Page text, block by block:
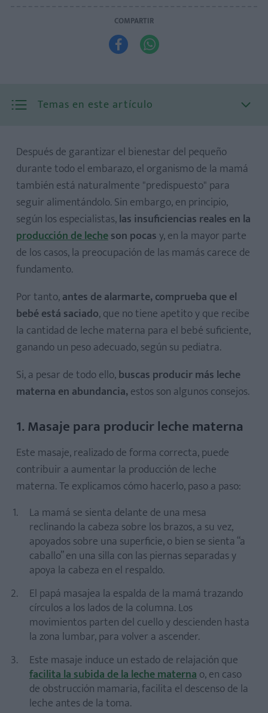
COMPARTIR
 
Temas en este artículo
1. Masaje para producir leche materna
2. Más leche materna con el contacto piel con piel
3. Sistema de la alternancia para aumentar la leche
materna
4. Las plantas medicinales que te ayudan
5. Dar el pecho más a menudo
6. No ofrecerle otros líquidos
8. Usar el Sistema de Nutrición Suplementaria
Después de garantizar el bienestar del pequeño
durante todo el embarazo, el organismo de la mamá
también está naturalmente "predispuesto" para
seguir alimentándolo. Sin embargo, en principio,
según los especialistas,las insuficiencias reales en la
producción de lecheson pocasy, en la mayor parte
de los casos, la preocupación de las mamás carece de
fundamento.
Por tanto,antes de alarmarte, comprueba que el
bebé está saciado, que no tiene apetito y que recibe
la cantidad de leche materna para el bebé suficiente,
ganando un peso adecuado, según su pediatra.
Si, a pesar de todo ello,buscas producir más leche
materna en abundancia,estos son algunos consejos.
1. Masaje para producir leche materna
Este masaje, realizado de forma correcta, puede
contribuir a aumentar la producción de leche
materna. Te explicamos cómo hacerlo, paso a paso:
La mamá se sienta delante de una mesa
reclinando la cabeza sobre los brazos, a su vez,
apoyados sobre una superficie, o bien se sienta “a
caballo” en una silla con las piernas separadas y
apoya la cabeza en el respaldo.
El papá masajea la espalda de la mamá trazando
círculos a los lados de la columna. Los
movimientos parten del cuello y descienden hasta
la zona lumbar, para volver a ascender.
Este masaje induce un estado de relajación que
facilita la subida de la leche maternao, en caso
de obstrucción mamaria, facilita el descenso de la
leche antes de la toma.